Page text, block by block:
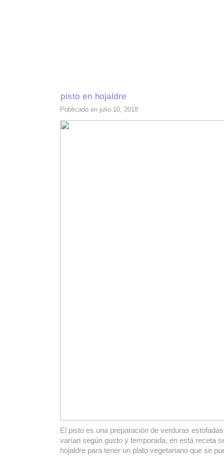
pisto en hojaldre
Publicado en julio 10, 2018
El pisto es una preparación de verduras
varían según gusto y temporada, en está receta
hojaldre para tener un plato vegetariano que se